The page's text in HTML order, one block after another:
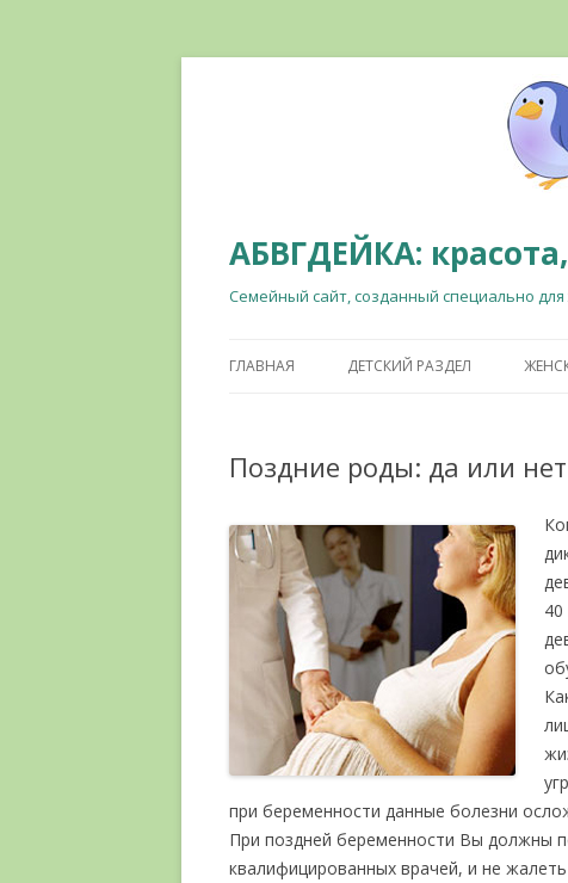
АБВГДЕЙКА:
Семейный сайт, созданный специально
ГЛАВНАЯ ДЕТСКИЙ РАЗДЕЛ
Поздние роды: да или нет
при беременности данные болезни
При поздней беременности Вы должны
квалифицированных врачей, и не